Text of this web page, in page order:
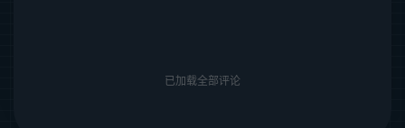
已加载全部评论